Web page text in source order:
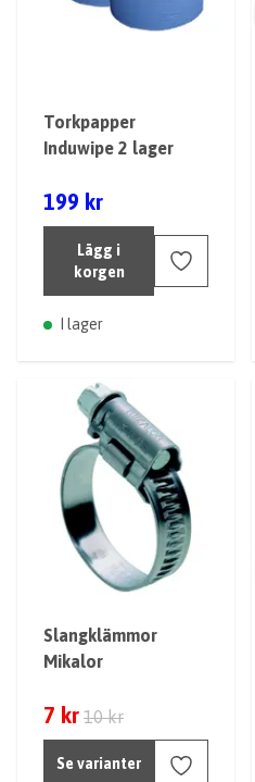
Torkpapper
Induwipe 2 lager
199 kr
Lägg i
korgen
I lager
Slangklämmor
Mikalor
7 kr 10 kr
Se varianter